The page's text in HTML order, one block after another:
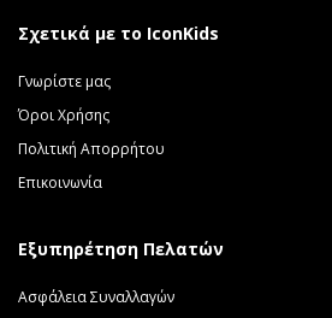
Σχετικά με το IconKids
Γνωρίστε μας
Όροι Χρήσης
Πολιτική Απορρήτου
Επικοινωνία
Εξυπηρέτηση Πελατών
Ασφάλεια Συναλλαγών